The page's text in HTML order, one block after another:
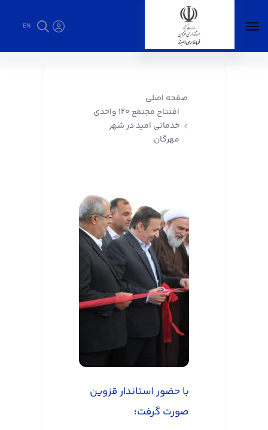
EN
صفحه اصلی
افتتاح مجتمع ۱۲۰ واحدی
خدماتی امید در شهر
مهرگان
با حضور استاندار قزوین
صورت گرفت؛